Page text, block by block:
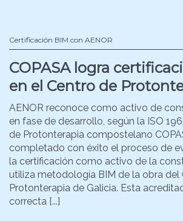
Certificación BIM con AENOR
COPASA logra
en el Centro de
AENOR reconoce como activo de
en fase de desarrollo, según la ISO
de Protonterapia compostelano
completado con éxito el proceso de
la certificación como activo de la
utiliza metodología BIM de la obra del
Protonterapia de Galicia. Esta
correcta [...]